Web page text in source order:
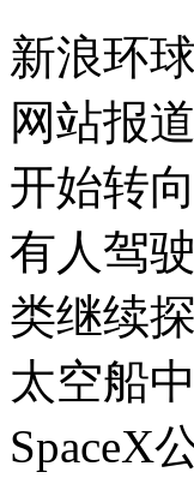
新浪环
网站报
开始转
有人驾
类继续
太空船
SpaceX